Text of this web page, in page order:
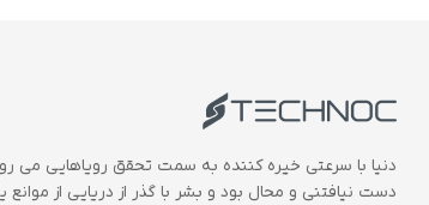
دنیا با سرعتی خیره کننده به سمت تحقق رویاهایی می
دست نیافتنی و محال بود و بشر با گذر از دریایی از